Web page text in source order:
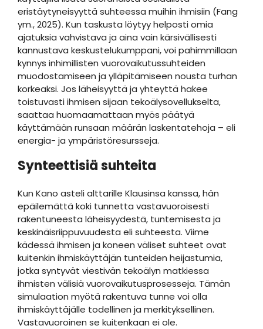
eristäytyneisyyttä suhteessa muihin ihmisiin (Fang
ym., 2025). Kun taskusta löytyy helposti omia
ajatuksia vahvistava ja aina vain kärsivällisesti
kannustava keskustelukumppani, voi pahimmillaan
kynnys inhimillisten vuorovaikutussuhteiden
muodostamiseen ja ylläpitämiseen nousta turhan
korkeaksi. Jos läheisyyttä ja yhteyttä hakee
toistuvasti ihmisen sijaan tekoälysovellukselta,
saattaa huomaamattaan myös päätyä
käyttämään runsaan määrän laskentatehoja – eli
energia- ja ympäristöresursseja.
Synteettisiä suhteita
Kun Kano asteli alttarille Klausinsa kanssa, hän
epäilemättä koki tunnetta vastavuoroisesti
rakentuneesta läheisyydestä, tuntemisesta ja
keskinäisriippuvuudesta eli suhteesta. Viime
kädessä ihmisen ja koneen väliset suhteet ovat
kuitenkin ihmiskäyttäjän tunteiden heijastumia,
jotka syntyvät viestivän tekoälyn matkiessa
ihmisten välisiä vuorovaikutusprosesseja. Tämän
simulaation myötä rakentuva tunne voi olla
ihmiskäyttäjälle todellinen ja merkityksellinen.
Vastavuoroinen se kuitenkaan ei ole.